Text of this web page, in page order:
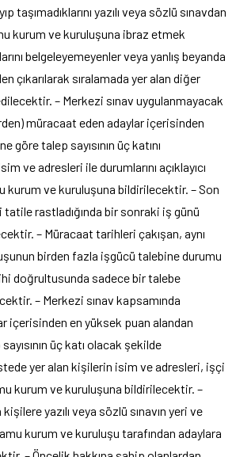
taşımadıklarını yazılı veya sözlü sınavdan
kurum ve kuruluşuna ibraz etmek
belgeleyemeyenler veya yanlış beyanda
çıkarılarak sıralamada yer alan diğer
– Merkezi sınav uygulanmayacak
müracaat eden adaylar içerisinden
göre talep sayısının üç katını
ve adresleri ile durumlarını açıklayıcı
kurum ve kuruluşuna bildirilecektir. – Son
rastladığında bir sonraki iş günü
– Müracaat tarihleri çakışan, aynı
birden fazla işgücü talebine durumu
doğrultusunda sadece bir talebe
– Merkezi sınav kapsamında
içerisinden en yüksek puan alandan
üç katı olacak şekilde
yer alan kişilerin isim ve adresleri, işçi
kurum ve kuruluşuna bildirilecektir. –
yazılı veya sözlü sınavın yeri ve
kurum ve kuruluşu tarafından adaylara